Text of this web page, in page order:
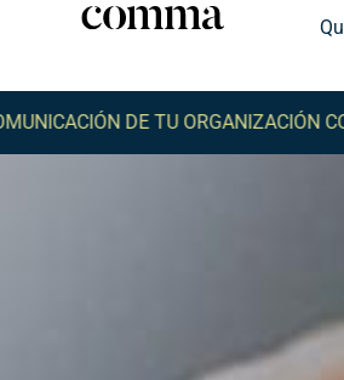
DE TU ORGANIZACIÓN CON